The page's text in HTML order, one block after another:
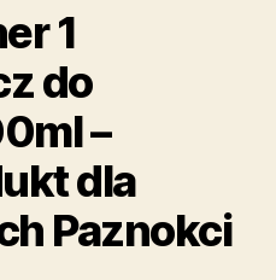
1
do
–
dla
Paznokci